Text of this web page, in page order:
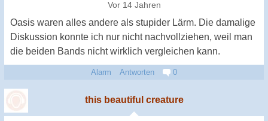
Vor 14 Jahren
Oasis waren alles andere als stupider Lärm. Die damalige
Diskussion konnte ich nur nicht nachvollziehen, weil man
die beiden Bands nicht wirklich vergleichen kann.
Alarm Antworten 0
this beautiful creature